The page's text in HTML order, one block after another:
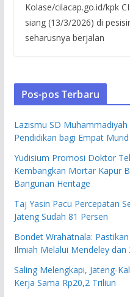
Kolase/cilacap.go.id/kpk
siang (13/3/2026) di
seharusnya berjalan
Pos-pos Terbaru
Lazismu SD
Pendidikan bagi Empat
Yudisium Promosi Doktor
Kembangkan Mortar Kapur
Bangunan Heritage
Taj Yasin Pacu Percepatan
Jateng Sudah 81 Persen
Bondet Wrahatnala:
Ilmiah Melalui Mendeley dan
Saling Melengkapi, Jateng-
Kerja Sama Rp20,2 Triliun